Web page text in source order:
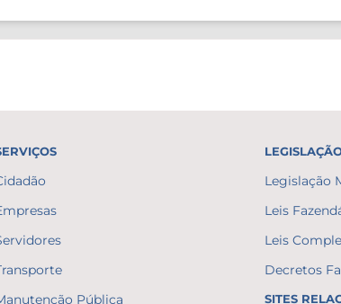
Pública
Legislação
Leis
Leis
Decretos
SITES